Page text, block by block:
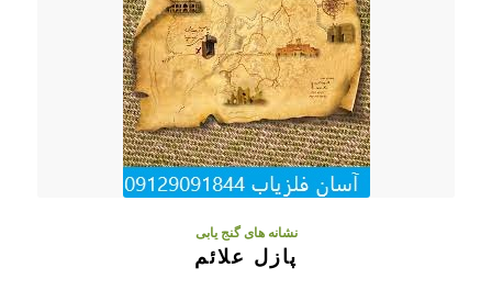
نشانه های گنج یابی
پازل علائم